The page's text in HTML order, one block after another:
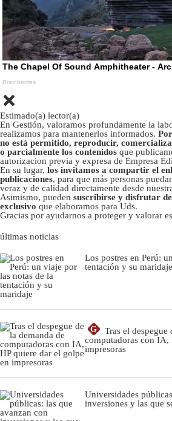
Estimado(a) lector(a)
En Gestión, valoramos profundamente la
realizamos para mantenerlos informados.
no está permitido, reproducir,
o parcialmente los contenidos que
autorizacion previa y expresa de Empresa
En su lugar, los invitamos a compartir el
publicaciones, para que más personas
veraz y de calidad directamente desde
Asimismo, pueden suscribirse y disfrutar
exclusivo que elaboramos para Uds.
Gracias por ayudarnos a proteger y valorar
últimas noticias
Los postres en Perú:
tentación y su maridaje
G
Tras el despegue
computadoras con IA,
impresoras
Universidades
inversiones y las que